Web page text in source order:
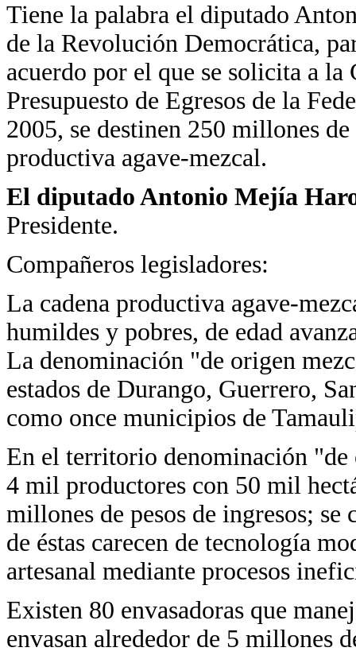
Tiene la palabra el diputado
de la Revolución Democrática,
acuerdo por el que se solicita a la
Presupuesto de Egresos de la
2005, se destinen 250 millones
productiva agave-mezcal.
El diputado Antonio Mejía
Presidente.
Compañeros legisladores:
La cadena productiva agave-
humildes y pobres, de edad
La denominación "de origen
estados de Durango, Guerrero,
como once municipios de
En el territorio denominación "de
4 mil productores con 50 mil
millones de pesos de ingresos;
de éstas carecen de tecnología
artesanal mediante procesos
Existen 80 envasadoras que
envasan alrededor de 5 millones